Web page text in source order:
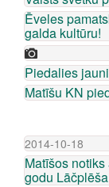
Ēveles
galda kultūru!
Piedalies
Matīšu KN
2014-10-18
Matīšos
godu